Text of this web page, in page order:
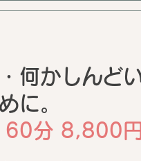
テ渡辺社長か
何かしんど
に。
60分 8,800円